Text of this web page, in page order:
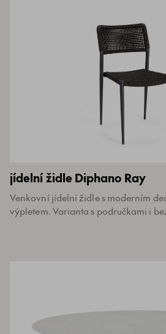
jídelní židle Diphano Ray
Venkovní jídelní židle s moderním
výpletem. Varianta s područkami i